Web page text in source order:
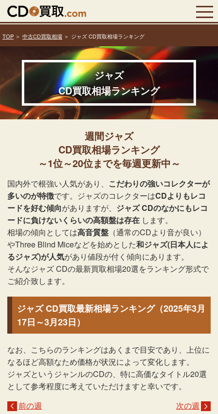
TOP 中古CD買取相場 ジャズ CD買取相場ランキング
ジャズ
CD買取相場ランキング
週間ジャズ
CD買取相場ランキング
～1位～20位までを毎週更新中～
国内外で根強い人気があり、 こだわりの強いコレクターが
多いのが特徴です。ジャズのコレクターはCDよりもレコ
ードを好む傾向がありますが、 ジャズ CDのなかにもレコ
ードに負けないくらいの高額盤は存在 します。
相場の傾向としては高音質盤 （通常のCDより音が良い）
やThree Blind Miceなどを始めとした和ジャズ(日本人によ
るジャズ)が人気があり値段が付く傾向にあります。
そんなジャズ CDの最新買取相場20選をランキング形式で
ご紹介致します。
ジャズ CD買取最新相場ランキング（2025年3月
17日～3月23日）
なお、こちらのランキングはあくまで目安であり、上位に
なるほど高額なため価格が状況によって変化します。
ジャズというジャンルのCDの、特に高価なタイトル20選
として参考程度に考えていただけますと幸いです。
前の週
次の週